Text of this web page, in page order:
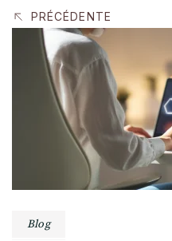
PRÉCÉDENTE
Blog